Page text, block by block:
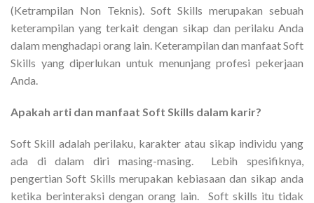
(Ketrampilan Non Teknis). Soft Skills merupakan sebuah
keterampilan yang terkait dengan sikap dan perilaku Anda
dalam menghadapi orang lain. Keterampilan dan manfaat Soft
Skills yang diperlukan untuk menunjang profesi pekerjaan
Anda.
Apakah arti dan manfaat Soft Skills dalam karir?
Soft Skill adalah perilaku, karakter atau sikap individu yang
ada di dalam diri masing-masing. Lebih spesifiknya,
pengertian Soft Skills merupakan kebiasaan dan sikap anda
ketika berinteraksi dengan orang lain. Soft skills itu tidak